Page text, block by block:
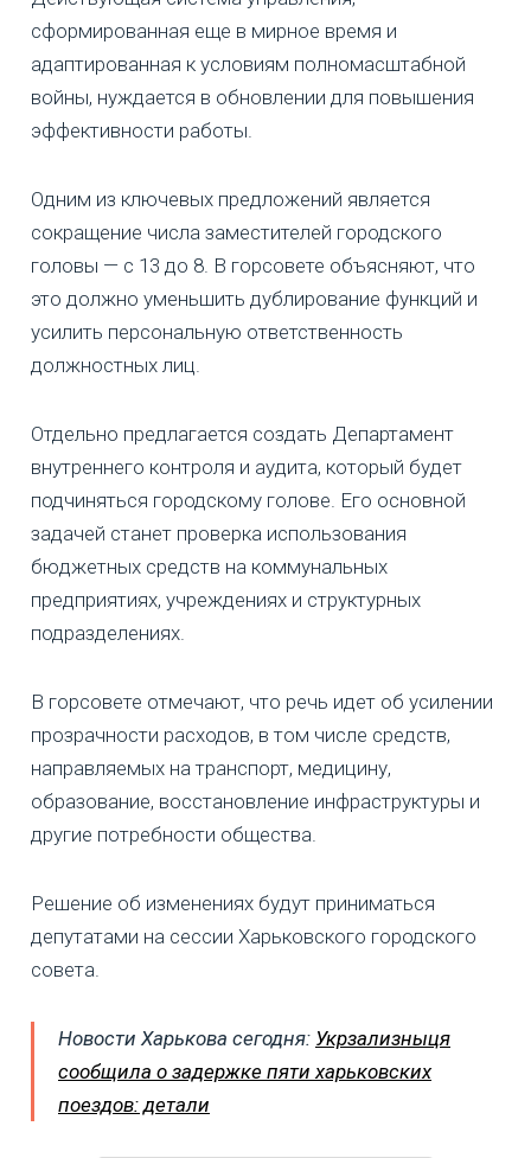
сформированная еще в мирное время и
адаптированная к условиям полномасштабной
войны, нуждается в обновлении для повышения
эффективности работы.
Одним из ключевых предложений является
сокращение числа заместителей городского
головы — с 13 до 8. В горсовете объясняют, что
это должно уменьшить дублирование функций и
усилить персональную ответственность
должностных лиц.
Отдельно предлагается создать Департамент
внутреннего контроля и аудита, который будет
подчиняться городскому голове. Его основной
задачей станет проверка использования
бюджетных средств на коммунальных
предприятиях, учреждениях и структурных
подразделениях.
В горсовете отмечают, что речь идет об усилении
прозрачности расходов, в том числе средств,
направляемых на транспорт, медицину,
образование, восстановление инфраструктуры и
другие потребности общества.
Решение об изменениях будут приниматься
депутатами на сессии Харьковского городского
совета.
Новости Харькова сегодня: Укрзализныця
сообщила о задержке пяти харьковских
поездов: детали